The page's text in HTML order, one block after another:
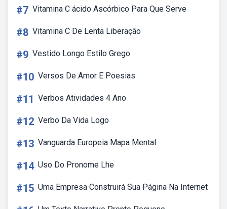
#7 Vitamina C ácido Ascórbico Para Que Serve
#8 Vitamina C De Lenta Liberação
#9 Vestido Longo Estilo Grego
#10 Versos De Amor E Poesias
#11 Verbos Atividades 4 Ano
#12 Verbo Da Vida Logo
#13 Vanguarda Europeia Mapa Mental
#14 Uso Do Pronome Lhe
#15 Uma Empresa Construirá Sua Página Na Internet